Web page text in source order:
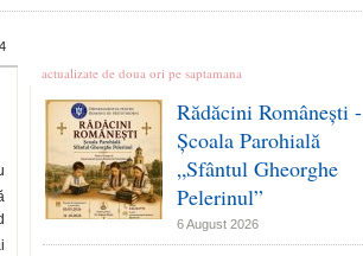
actualizate de doua ori pe saptamana
Rădăcini Românești -
Școala Parohială
„Sfântul Gheorghe
Pelerinul”
6 August 2026